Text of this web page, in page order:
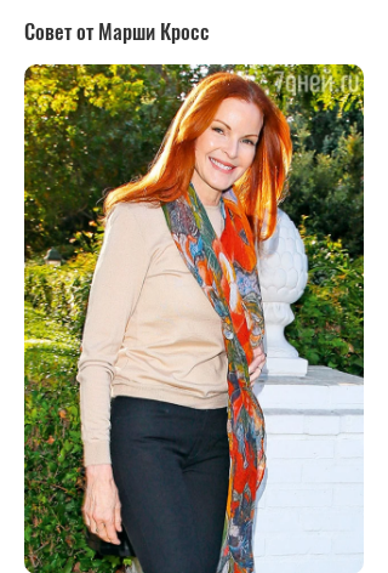
Совет от Марши Кросс